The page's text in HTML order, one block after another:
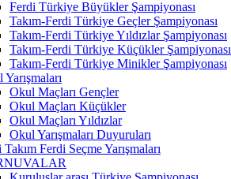
Ferdi Türkiye Büyükler Şampiyonası
Takım-Ferdi Türkiye Geçler Şampiyonası
Takım-Ferdi Türkiye Yıldızlar Şampiyonası
Takım-Ferdi Türkiye Küçükler Şampiyonası
Takım-Ferdi Türkiye Minikler Şampiyonası
Okul Maçları Gençler
Okul Maçları Küçükler
Okul Maçları Yıldızlar
Okul Yarışmaları Duyuruları
Ferdi Seçme Yarışmaları